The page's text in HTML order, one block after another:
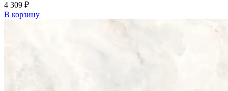
4 309 ₽
В корзину